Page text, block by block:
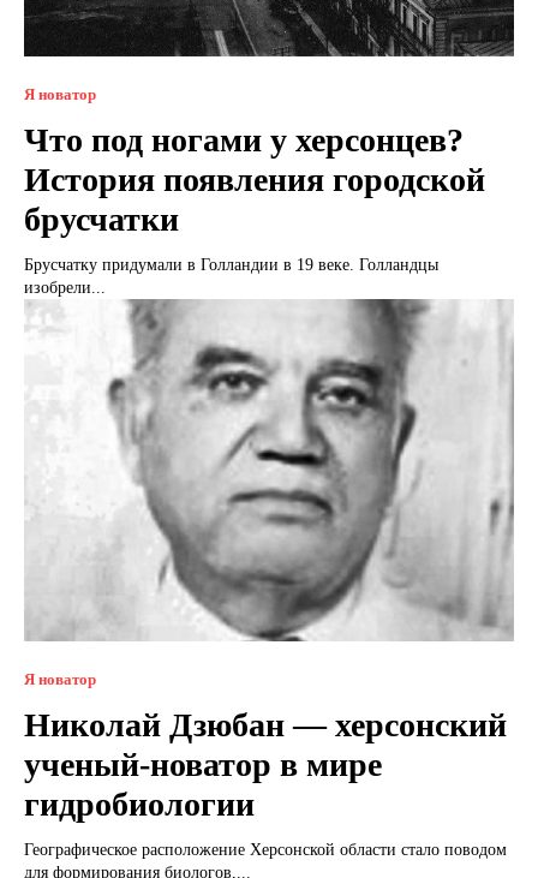
Я новатор
Что под ногами у херсонцев?
История появления городской
брусчатки
Брусчатку придумали в Голландии в 19 веке. Голландцы
изобрели...
Я новатор
Николай Дзюбан — херсонский
ученый-новатор в мире
гидробиологии
Географическое расположение Херсонской области стало поводом
для формирования биологов,...